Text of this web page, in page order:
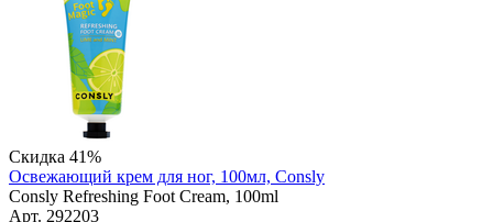
Скидка 41%
Освежающий крем для ног, 100мл, Consly
Consly Refreshing Foot Cream, 100ml
Арт. 292203